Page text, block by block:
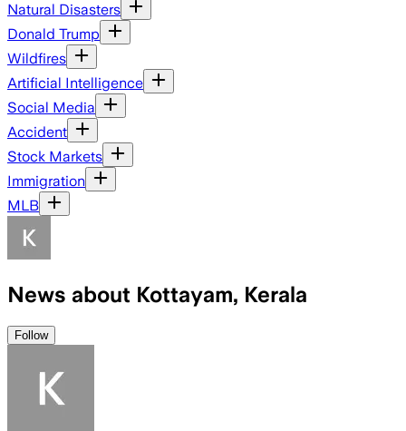
Natural Disasters
Donald Trump
Wildfires
Artificial Intelligence
Social Media
Accident
Stock Markets
Immigration
MLB
News about Kottayam, Kerala
Follow